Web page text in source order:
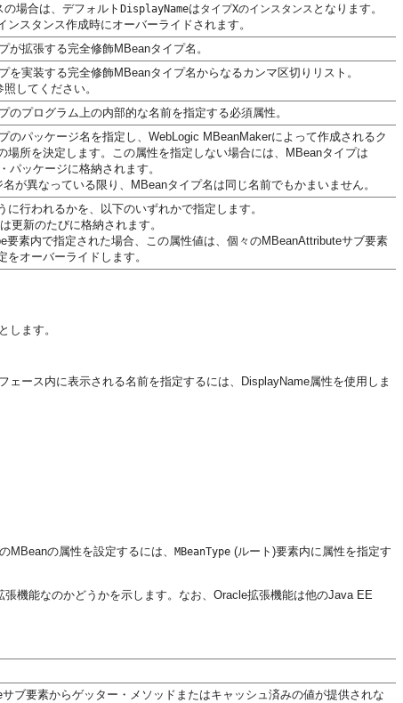
場合は、デフォルト DisplayNameはタイプXのインスタンス となります。
ンスタンス作成時にオーバーライドされます。
が拡張する完全修飾MBeanタイプ名。
を実装する完全修飾MBeanタイプ名からなるカンマ区切りリスト。
照してください。
のプログラム上の内部的な名前を指定する必須属性。
のパッケージ名を指定し、WebLogic MBeanMakerによって作成されるク
場所を決定します。この属性を指定しない場合には、MBeanタイプは
パッケージに格納されます。
が異なっている限り、MBeanタイプ名は同じ名前でもかまいません。
に行われるかを、以下のいずれかで指定します。
更新のたびに格納されます。
要素内で指定された場合、この属性値は、個々のMBeanAttributeサブ要素
をオーバーライドします。
します。
ース内に表示される名前を指定するには、DisplayName属性を使用しま
の属性を設定するには、 MBeanType (ルート)要素内に属性を指定す
機能なのかどうかを示します。なお、Oracle拡張機能は他のJava EE
サブ要素からゲッター・メソッドまたはキャッシュ済みの値が提供されな